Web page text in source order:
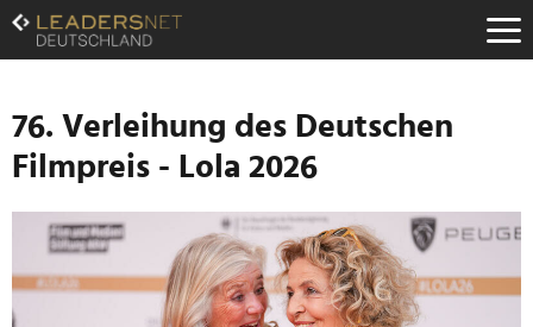
Zum
Inhalt
Zur
Navigation
Zur
Hauptnavigation
76. Verleihung des Deutschen
Filmpreis - Lola 2026